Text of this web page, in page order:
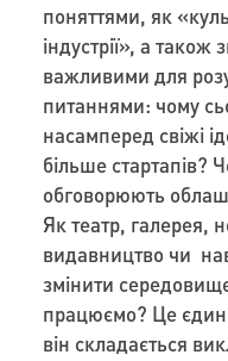
поняттями, як
індустрії», а
важливими для
питаннями: чому
насамперед свіжі
більше стартапів?
обговорюють
Як театр, галерея,
видавництво чи
змінити
працюємо? Це
він складається